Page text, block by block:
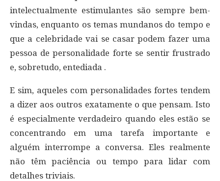
intelectualmente estimulantes são sempre bem-
vindas, enquanto os temas mundanos do tempo e
que a celebridade vai se casar podem fazer uma
pessoa de personalidade forte se sentir frustrado
e, sobretudo, entediada .
E sim, aqueles com personalidades fortes tendem
a dizer aos outros exatamente o que pensam. Isto
é especialmente verdadeiro quando eles estão se
concentrando em uma tarefa importante e
alguém interrompe a conversa. Eles realmente
não têm paciência ou tempo para lidar com
detalhes triviais.